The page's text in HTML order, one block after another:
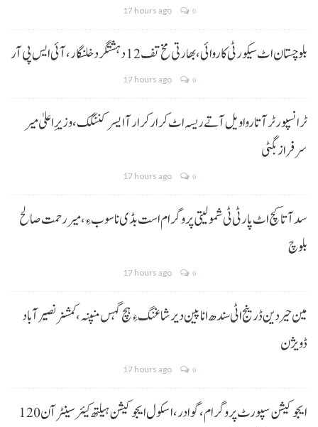
17 hours ago 0
بلوچستان اٹ سیکورٹی کاروائی، بھارتی مخ تف 12 دہشتگرد خلنگار،آئی ایس پی آر
17 hours ago 0
ٹرانسپورٹر آتا روا ویل آتے ریسہ اٹ کرار کرار آ ایسر کننگک ،وزیرِ اعلیٰ میر
سرفراز بگٹی
17 hours ago 0
سد آتا کچ اٹ پارٹی ٹی شمولیتی پروگرام است بڈی نا سوب ءِ،میر رحمت صالح
بلوچ
17 hours ago 0
مین حیردین ڈرینج اٹی سندھ انا پین دیر شاغنگ ءِ ہچ گہس منپنہ،کمشنر نصیرآباد
ڈویژن
17 hours ago 0
ایجوکیشن سپورٹ پروگرام،گوادر، اسکول ایجوکیشن ہیلتھ کیئر سینٹر آن 120